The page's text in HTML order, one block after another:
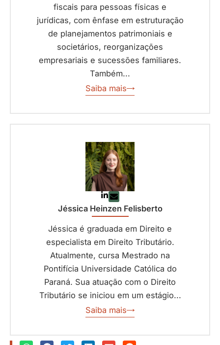
fiscais para pessoas físicas e
jurídicas, com ênfase em estruturação
de planejamentos patrimoniais e
societários, reorganizações
empresariais e sucessões familiares.
Também...
Saiba mais
Jéssica Heinzen Felisberto
Jéssica é graduada em Direito e
especialista em Direito Tributário.
Atualmente, cursa Mestrado na
Pontifícia Universidade Católica do
Paraná. Sua atuação com o Direito
Tributário se iniciou em um estágio...
Saiba mais